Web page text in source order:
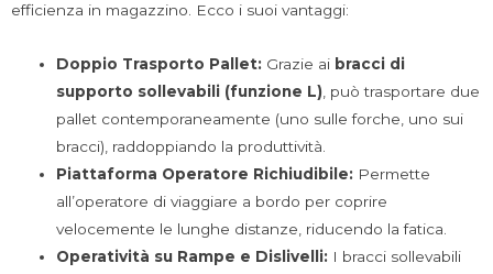
efficienza in magazzino. Ecco i suoi vantaggi:
Doppio Trasporto Pallet: Grazie ai bracci di
supporto sollevabili (funzione L) , può trasportare due
pallet contemporaneamente (uno sulle forche, uno sui
bracci), raddoppiando la produttività.
Piattaforma Operatore Richiudibile: Permette
all’operatore di viaggiare a bordo per coprire
velocemente le lunghe distanze, riducendo la fatica.
Operatività su Rampe e Dislivelli: I bracci sollevabili